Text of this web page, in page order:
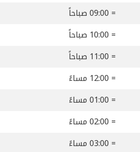
= 09:00 صباحاً
= 10:00 صباحاً
= 11:00 صباحاً
= 12:00 مساءً
= 01:00 مساءً
= 02:00 مساءً
= 03:00 مساءً